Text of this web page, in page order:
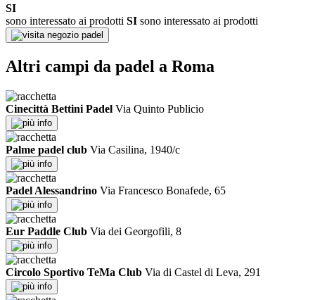
SI
sono interessato ai prodotti SI sono interessato ai prodotti
negozio padel
Altri campi da padel a Roma
Cinecittà Bettini Padel Via Quinto Publicio
info
Palme padel club Via Casilina, 1940/c
info
Padel Alessandrino Via Francesco Bonafede, 65
info
Eur Paddle Club Via dei Georgofili, 8
info
Circolo Sportivo TeMa Club Via di Castel di Leva, 291
info